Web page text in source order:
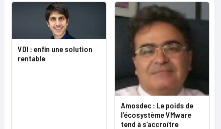
VDI : enfin une solution
rentable
Amosdec : Le poids de
l’écosystème VMware
tend à s’accroître